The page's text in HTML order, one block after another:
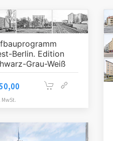
Berlin. Edition
Grau-Weiß